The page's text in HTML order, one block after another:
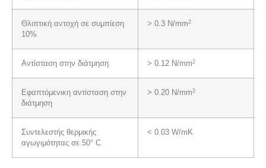
Θλιπτική αντοχή σε συμπίεση
10%
> 0.3 N/mm2
Αντίσταση στην διάτμηση > 0.12 N/mm2
Εφαπτόμενικη αντίσταση στην
διάτμηση
> 0.20 N/mm2
Συντελεστής θερμικής
αγωγιμότητας σε 50° C
< 0.03 W/mK